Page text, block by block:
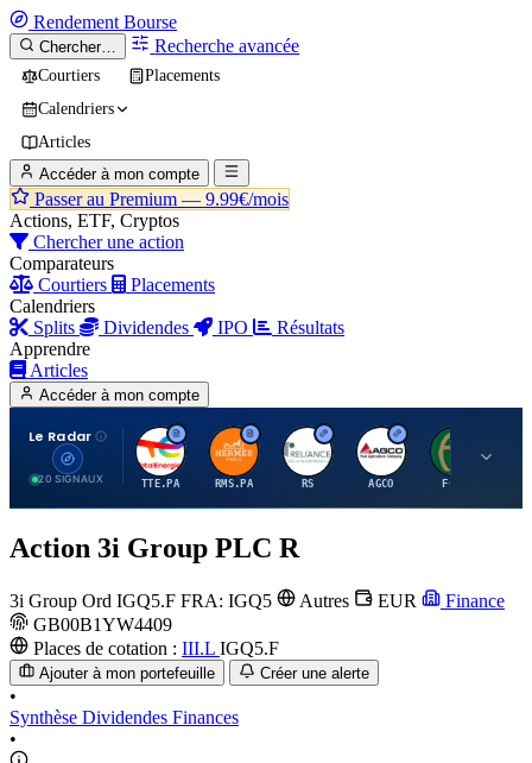
Rendement Bourse
Chercher… Recherche avancée
Courtiers
Placements
Calendriers
Articles
Accéder à mon compte
Passer au Premium — 9.99€/mois
Actions, ETF, Cryptos
Chercher une action
Comparateurs
Courtiers
Placements
Calendriers
Splits
Dividendes IPO
Résultats
Apprendre
Articles
Accéder à mon compte
Le Radar
20 SIGNAUX
T
TTE.PA
H
RMS.PA
R
RS
A
AGCO FCFS
Action 3i Group PLC R
3i Group Ord IGQ5.F FRA: IGQ5 Autres EUR
Finance
GB00B1YW4409
Places de cotation : III.L IGQ5.F
Ajouter à mon portefeuille Créer une alerte
•
Synthèse Dividendes Finances
•